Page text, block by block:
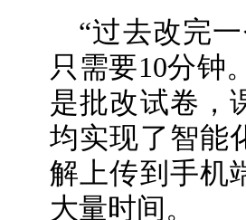
“过去改完
只需要10分钟
是批改试卷，
均实现了智能
解上传到手机
大量时间。